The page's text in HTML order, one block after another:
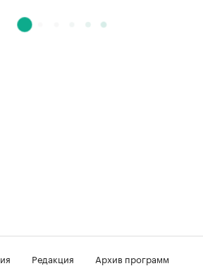
Редакция
Архив программ